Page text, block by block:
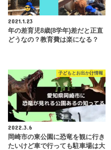
2021.1.23
年の差育児8歳(8学年)差だと正直
どうなの？教育費は楽になる？
子どもとお出かけ情報
2022.3.6
岡崎市の東公園に恐竜を観に行き
たいけど車で行っても駐車場は大